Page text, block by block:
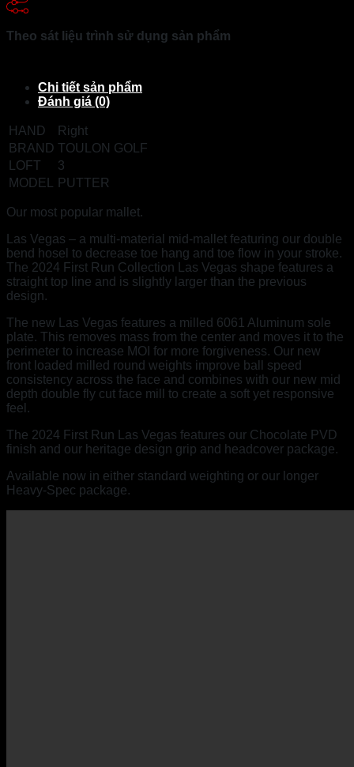
Theo sát liệu trình sử dụng sản phẩm
Chi tiết sản phẩm
Đánh giá (0)
HAND
Right
BRAND TOULON GOLF
LOFT
3
MODEL
PUTTER
Our most popular mallet.
Las Vegas – a multi-material mid-mallet featuring our double
bend hosel to decrease toe hang and toe flow in your stroke.
The 2024 First Run Collection Las Vegas shape features a
straight top line and is slightly larger than the previous
design.
The new Las Vegas features a milled 6061 Aluminum sole
plate. This removes mass from the center and moves it to the
perimeter to increase MOI for more forgiveness. Our new
front loaded milled round weights improve ball speed
consistency across the face and combines with our new mid
depth double fly cut face mill to create a soft yet responsive
feel.
The 2024 First Run Las Vegas features our Chocolate PVD
finish and our heritage design grip and headcover package.
Available now in either standard weighting or our longer
Heavy-Spec package.